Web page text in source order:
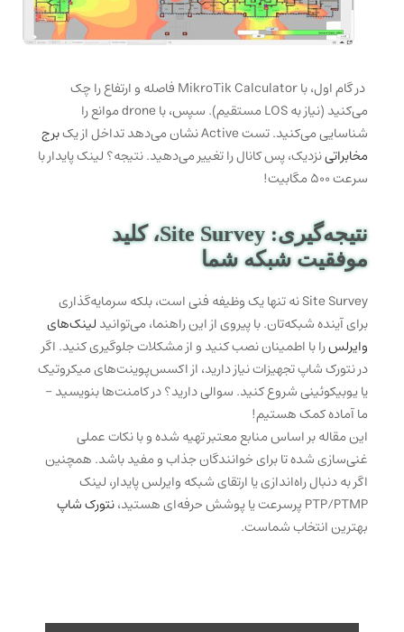
در گام اول، با MikroTik Calculator فاصله و ارتفاع را چک
می‌کنید (نیاز به LOS مستقیم). سپس، با drone موانع را
شناسایی می‌کنید. تست Active نشان می‌دهد تداخل از یک
برج
مخابراتینزدیک، پس کانال را تغییر می‌دهید. نتیجه؟ لینک پایدار با
سرعت ۵۰۰ مگابیت!
نتیجه‌گیری: Site Survey، کلید
موفقیت شبکه شما
Site Survey نه تنها یک وظیفه فنی است، بلکه سرمایه‌گذاری
برای آینده شبکه‌تان. با پیروی از این راهنما، می‌توانید لینک‌های
وایرلسرا با اطمینان نصب کنید و از مشکلات جلوگیری کنید. اگر
در نتورک شاپ تجهیزات نیاز دارید، از اکسس‌پوینت‌های میکروتیک
یا یوبیکوئینی شروع کنید. سوالی دارید؟ در کامنت‌ها بنویسید –
ما آماده کمک هستیم!
این مقاله بر اساس منابع معتبر تهیه شده و با نکات عملی
غنی‌سازی شده تا برای خوانندگان جذاب و مفید باشد. همچنین
اگر به دنبال راه‌اندازی یا ارتقای شبکه وایرلس پایدار، لینک
PTP/PTMP پرسرعت یا پوشش حرفه‌ای هستید،
نتورک شاپ
بهترین انتخاب شماست.